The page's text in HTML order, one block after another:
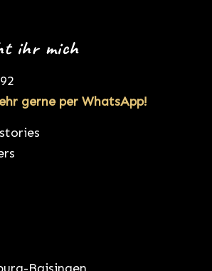
ihr mich
gerne per WhatsApp!